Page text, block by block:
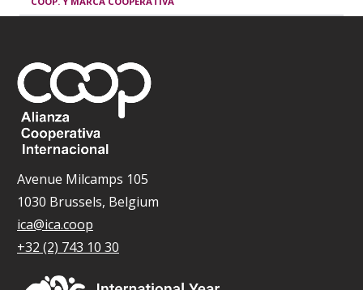
Avenue Milcamps 105
1030 Brussels, Belgium
ica@ica.coop
+32 (2) 743 10 30